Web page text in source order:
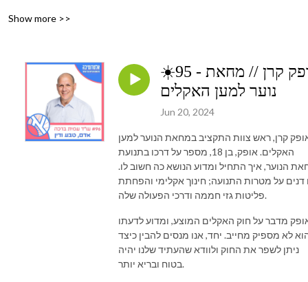
👊 קיימות היא תפיסה הוליסטית שניתנת ליישום בכל תחום. בפודקאסט אחשוף
פוליטיקה ועוד, לשיחה אותנטית על כל מה שחשוב.👊
יחד נחקור אורח חיים חדש, בריא ומקיים. איך אפשר להפוך את המציאות שלנו
לטובה יותר?
Show more >>
☀️95 - אופק קרן // מחאת
נוער למען האקלים
Jun 20, 2024
קרן, ראש צוות התקציב במחאת הנוער למען
האקלים. אופק, בן 18, מספר על דרכו בתנועת
הנוער, איך התחיל ומדוע הנושא כה חשוב לו.
דנים על מטרות התנועה; חינוך אקלימי והפחתת
פליטות גזי חממה ודרכי הפעולה שלה.
מדבר על חוק האקלים המוצע, ומדוע לדעתו
לא מספיק מחייב. יחד, אנו מנסים להבין כיצד
ניתן לשפר את החוק ולוודא שהעתיד שלנו יהיה
בטוח ובריא יותר.